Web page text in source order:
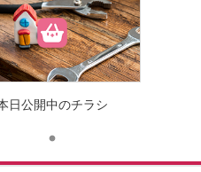
日公開中のチラシ